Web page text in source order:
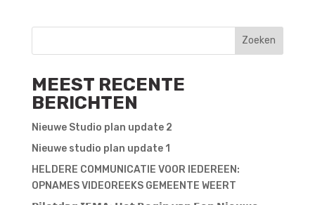
Zoeken
MEEST RECENTE
BERICHTEN
Nieuwe Studio plan update 2
Nieuwe studio plan update 1
HELDERE COMMUNICATIE VOOR IEDEREEN:
OPNAMES VIDEOREEKS GEMEENTE WEERT